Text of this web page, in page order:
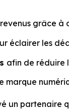
grâce à
éclairer les
afin de réduire
marque
un